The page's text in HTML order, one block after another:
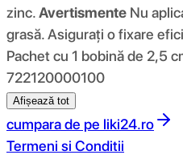
zinc.Avertismente Nu
grasă. Asigurați o fixare
Pachet cu 1 bobină de 2,5
722120000100
Afișează tot
cumpara de pe liki24.ro
Termeni si Conditii